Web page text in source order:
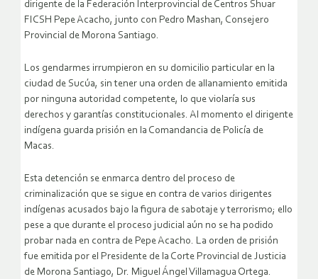
dirigente de la Federación Interprovincial de Centros Shuar
FICSH Pepe Acacho, junto con Pedro Mashan, Consejero
Provincial de Morona Santiago.
Los gendarmes irrumpieron en su domicilio particular en la
ciudad de Sucúa, sin tener una orden de allanamiento emitida
por ninguna autoridad competente, lo que violaría sus
derechos y garantías constitucionales. Al momento el dirigente
indígena guarda prisión en la Comandancia de Policía de
Macas.
Esta detención se enmarca dentro del proceso de
criminalización que se sigue en contra de varios dirigentes
indígenas acusados bajo la figura de sabotaje y terrorismo; ello
pese a que durante el proceso judicial aún no se ha podido
probar nada en contra de Pepe Acacho. La orden de prisión
fue emitida por el Presidente de la Corte Provincial de Justicia
de Morona Santiago, Dr. Miguel Ángel Villamagua Ortega.